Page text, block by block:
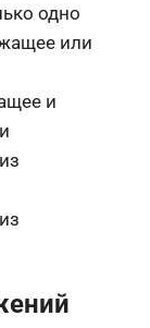
одно
или
и